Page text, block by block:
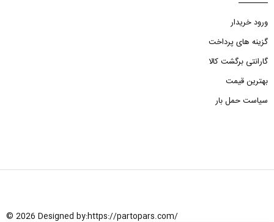
ورود خریدار
گزینه های پرداخت
گارانتی برگشت کالا
بهترین قیمت
سیاست حمل بار
© 2026 Designed by:https://partopars.com/